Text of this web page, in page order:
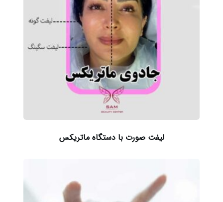
لیفت صورت با دستگاه ماتریکس